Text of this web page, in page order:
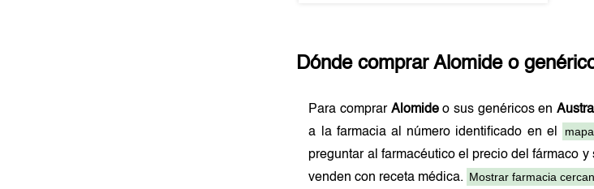
Dónde comprarAlomideo
Para comprar Alomideo sus genéricos en
a la farmacia al número identificado en el
mapa,
preguntar al farmacéutico el precio del fármaco
venden con receta médica. Mostrar farmacia